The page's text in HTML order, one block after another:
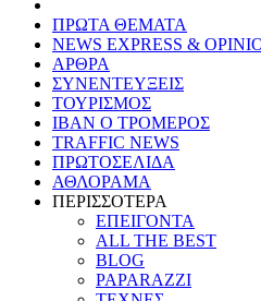
ΠΡΩΤΑ ΘΕΜΑΤΑ
NEWS EXPRESS &
ΑΡΘΡΑ
ΣΥΝΕΝΤΕΥΞΕΙΣ
ΤΟΥΡΙΣΜΟΣ
ΙΒΑΝ Ο ΤΡΟΜΕΡΟΣ
TRAFFIC NEWS
ΠΡΩΤΟΣΕΛΙΔΑ
ΑΘΛΟΡΑΜΑ
ΠΕΡΙΣΣΟΤΕΡΑ
ΕΠΕΙΓΟΝΤΑ
ALL THE BEST
BLOG
PAPARAZZI